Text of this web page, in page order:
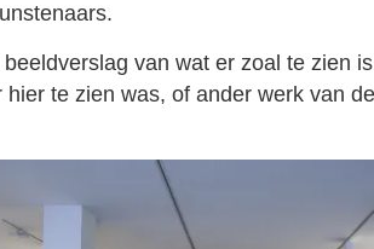
van wat er zoal te zien
hier te zien was, of ander werk van